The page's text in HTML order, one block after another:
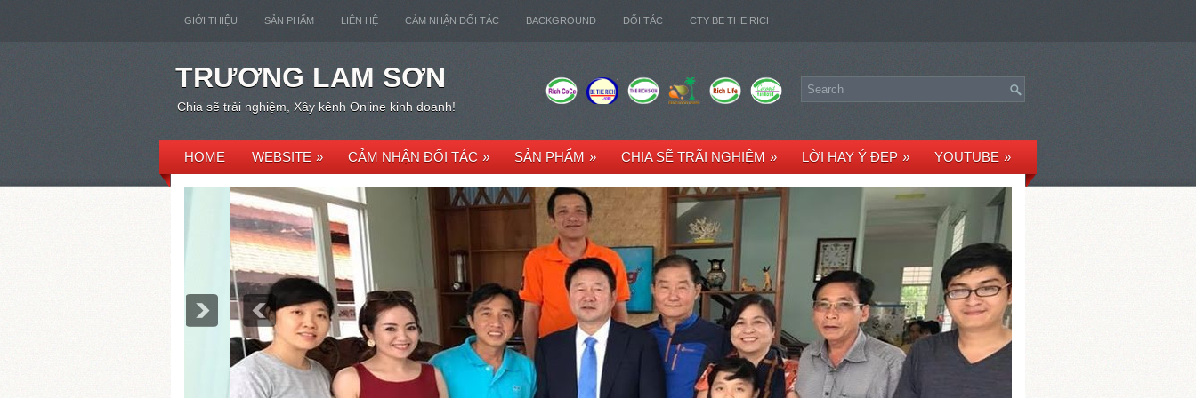
GIỚI THIỆU SẢN PHẨM LIÊN HỆ CẢM NHẬN ĐỐI TÁC BACKGROUND ĐỐI TÁC CTY BE THE RICH
TRƯƠNG LAM SƠN
Chia sẽ trải nghiệm, Xây kênh Online kinh doanh!
HOME WEBSITE » CẢM NHẬN ĐỐI TÁC » SẢN PHẨM » CHIA SẼ TRÃI NGHIỆM » LỜI HAY Ý ĐẸP » YOUTUBE »